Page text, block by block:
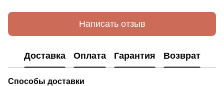
Написать отзыв
Доставка Оплата Гарантия Возврат
Способы доставки